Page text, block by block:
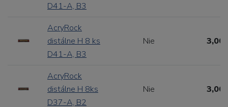
D41-A, B3
AcryRock
distálne H 8 ks
D41-A, B3
Nie 3,00
AcryRock
distálne H 8ks
D37-A, B2
Nie 3,00